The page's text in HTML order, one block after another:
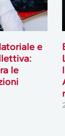
e
le